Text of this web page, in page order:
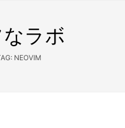
ラボ
NEOVIM